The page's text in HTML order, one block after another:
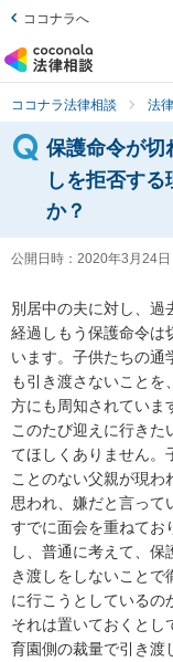
ココナラへ
ココナラ法律相談 法
保護命令が切
しを拒否す
か？
公開日時： 2020年3月24日
別居中の夫に対し、過
経過しもう保護命令は
います。子供たちの通
も引き渡さないことを
方にも周知されていま
このたび迎えに行きた
てほしくありません。
ことのない父親が現わ
思われ、嫌だと言って
すでに面会を重ねてお
し、普通に考えて、保
き渡しをしないことで
に行こうとしているの
それは置いておくとし
育園側の裁量で引き渡